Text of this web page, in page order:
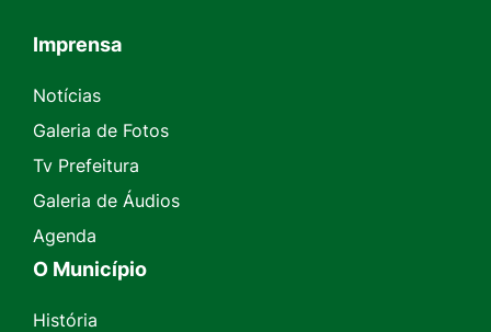
Seção do Rodapé e Contato
Imprensa
Notícias
Galeria de Fotos
Tv Prefeitura
Galeria de Áudios
Agenda
O Município
História